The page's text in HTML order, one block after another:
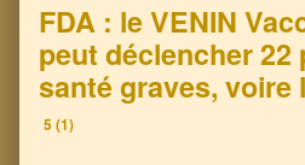
FDA : le VENIN
peut déclencher 22
santé graves, voire
5 (1)